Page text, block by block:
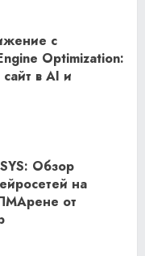
с
Optimization:
в AI и
Обзор
на
от